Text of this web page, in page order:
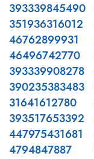
393339845490
351936316012
46762899931
46496742770
393339908278
390235383483
31641612780
393517653392
447975431681
4794847887